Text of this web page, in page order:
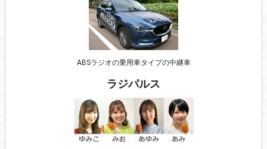
ABSラジオの乗用車タイプの中継車
ラジパルス